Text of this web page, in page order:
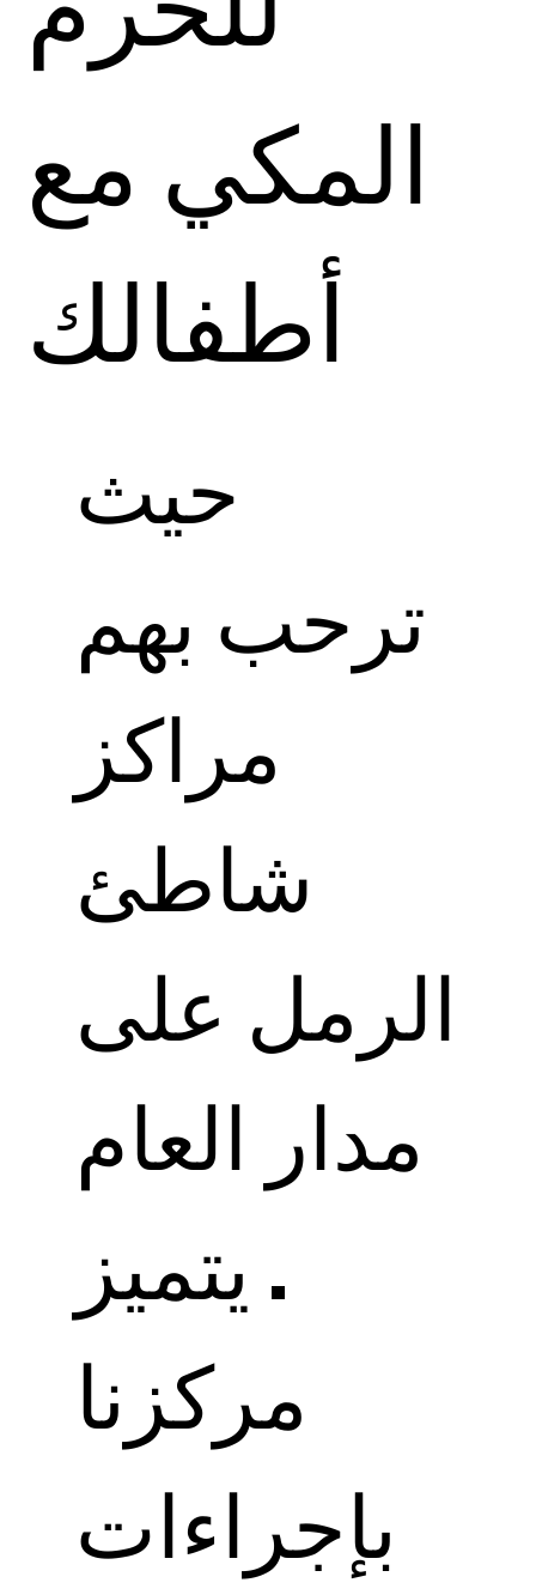
المكي مع
أطفالك
حيث
ترحب بهم
مراكز
شاطئ
الرمل على
مدار العام
. يتميز
مركزنا
بإجراءات